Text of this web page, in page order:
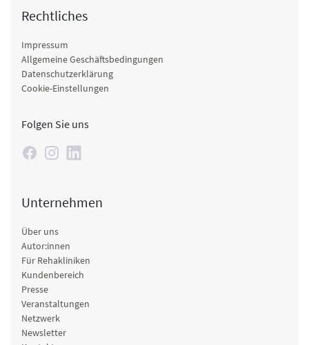
Rechtliches
Impressum
Allgemeine Geschäftsbedingungen
Datenschutzerklärung
Cookie-Einstellungen
Folgen Sie uns
Unternehmen
Über uns
Autor:innen
Für Rehakliniken
Kundenbereich
Presse
Veranstaltungen
Netzwerk
Newsletter